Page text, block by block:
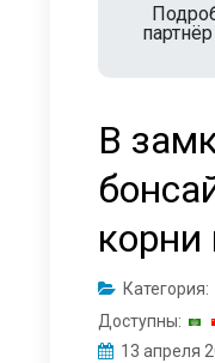
В
корни
Категория:
Доступны:
13 апреля